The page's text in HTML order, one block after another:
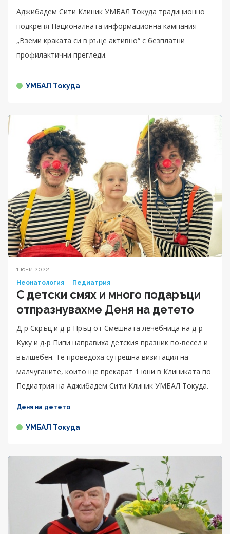
Аджибадем Сити Клиник УМБАЛ Токуда традиционно
подкрепя Националната информационна кампания
„Вземи краката си в ръце активно“ с безплатни
профилактични прегледи.
УМБАЛ Токуда
1 юни 2022
Неонатология
Педиатрия
С детски смях и много подаръци
отпразнувахме Деня на детето
Д-р Скръц и д-р Пръц от Смешната лечебница на д-р
Куку и д-р Пипи направиха детския празник по-весел и
вълшебен. Те проведоха сутрешна визитация на
малчуганите, които ще прекарат 1 юни в Клиниката по
Педиатрия на Аджибадем Сити Клиник УМБАЛ Токуда.
Деня на детето
УМБАЛ Токуда